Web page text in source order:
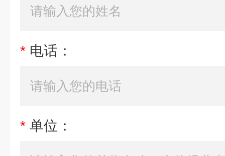
* 电话：
* 单位：